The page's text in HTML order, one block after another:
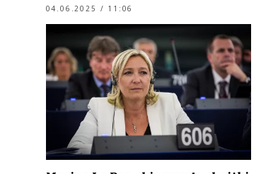
04.06.2025 / 11:06